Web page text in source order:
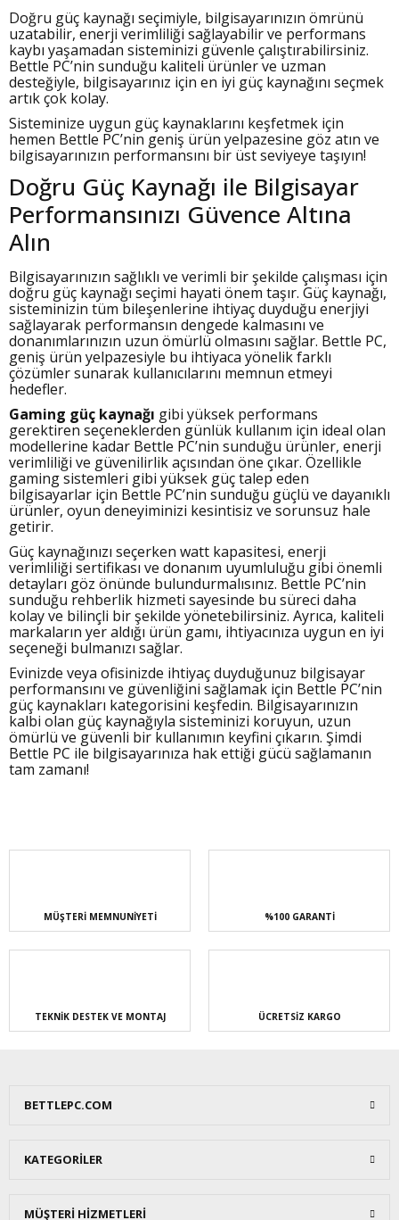
Doğru güç kaynağı seçimiyle, bilgisayarınızın ömrünü
uzatabilir, enerji verimliliği sağlayabilir ve performans
kaybı yaşamadan sisteminizi güvenle çalıştırabilirsiniz.
Bettle PC’nin sunduğu kaliteli ürünler ve uzman
desteğiyle, bilgisayarınız için en iyi güç kaynağını seçmek
artık çok kolay.
Sisteminize uygun güç kaynaklarını keşfetmek için
hemen Bettle PC’nin geniş ürün yelpazesine göz atın ve
bilgisayarınızın performansını bir üst seviyeye taşıyın!
Doğru Güç Kaynağı ile Bilgisayar
Performansınızı Güvence Altına
Alın
Bilgisayarınızın sağlıklı ve verimli bir şekilde çalışması için
doğru güç kaynağı seçimi hayati önem taşır. Güç kaynağı,
sisteminizin tüm bileşenlerine ihtiyaç duyduğu enerjiyi
sağlayarak performansın dengede kalmasını ve
donanımlarınızın uzun ömürlü olmasını sağlar. Bettle PC,
geniş ürün yelpazesiyle bu ihtiyaca yönelik farklı
çözümler sunarak kullanıcılarını memnun etmeyi
hedefler.
Gaming güç kaynağı gibi yüksek performans
gerektiren seçeneklerden günlük kullanım için ideal olan
modellerine kadar Bettle PC’nin sunduğu ürünler, enerji
verimliliği ve güvenilirlik açısından öne çıkar. Özellikle
gaming sistemleri gibi yüksek güç talep eden
bilgisayarlar için Bettle PC’nin sunduğu güçlü ve dayanıklı
ürünler, oyun deneyiminizi kesintisiz ve sorunsuz hale
getirir.
Güç kaynağınızı seçerken watt kapasitesi, enerji
verimliliği sertifikası ve donanım uyumluluğu gibi önemli
detayları göz önünde bulundurmalısınız. Bettle PC’nin
sunduğu rehberlik hizmeti sayesinde bu süreci daha
kolay ve bilinçli bir şekilde yönetebilirsiniz. Ayrıca, kaliteli
markaların yer aldığı ürün gamı, ihtiyacınıza uygun en iyi
seçeneği bulmanızı sağlar.
Evinizde veya ofisinizde ihtiyaç duyduğunuz bilgisayar
performansını ve güvenliğini sağlamak için Bettle PC’nin
güç kaynakları kategorisini keşfedin. Bilgisayarınızın
kalbi olan güç kaynağıyla sisteminizi koruyun, uzun
ömürlü ve güvenli bir kullanımın keyfini çıkarın. Şimdi
Bettle PC ile bilgisayarınıza hak ettiği gücü sağlamanın
tam zamanı!
MÜŞTERİ MEMNUNİYETİ %100 GARANTİ
TEKNİK DESTEK VE MONTAJ ÜCRETSİZ KARGO
BETTLEPC.COM
KATEGORİLER
MÜŞTERİ HİZMETLERİ